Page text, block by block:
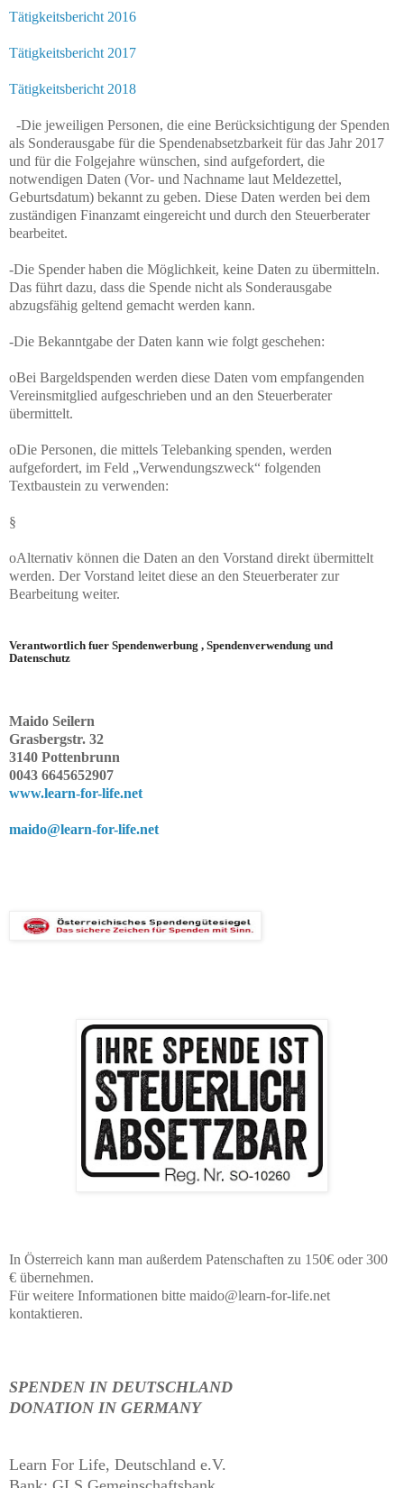
Tätigkeitsbericht 2016
Tätigkeitsbericht 2017
Tätigkeitsbericht 2018
-Die jeweiligen Personen, die eine Berücksichtigung der Spenden
als Sonderausgabe für die Spendenabsetzbarkeit für das Jahr 2017
und für die Folgejahre wünschen, sind aufgefordert, die
notwendigen Daten (Vor- und Nachname laut Meldezettel,
Geburtsdatum) bekannt zu geben. Diese Daten werden bei dem
zuständigen Finanzamt eingereicht und durch den Steuerberater
bearbeitet.
-Die Spender haben die Möglichkeit, keine Daten zu übermitteln.
Das führt dazu, dass die Spende nicht als Sonderausgabe
abzugsfähig geltend gemacht werden kann.
-Die Bekanntgabe der Daten kann wie folgt geschehen:
oBei Bargeldspenden werden diese Daten vom empfangenden
Vereinsmitglied aufgeschrieben und an den Steuerberater
übermittelt.
oDie Personen, die mittels Telebanking spenden, werden
aufgefordert, im Feld „Verwendungszweck“ folgenden
Textbaustein zu verwenden:
§
oAlternativ können die Daten an den Vorstand direkt übermittelt
werden. Der Vorstand leitet diese an den Steuerberater zur
Bearbeitung weiter.
Verantwortlich fuer Spendenwerbung , Spendenverwendung und
Datenschutz
Maido Seilern
Grasbergstr. 32
3140 Pottenbrunn
0043 6645652907
www.learn-for-life.net
maido@learn-for-life.net
In Österreich kann man außerdem Patenschaften zu 150€ oder 300
€ übernehmen.
Für weitere Informationen bitte maido@learn-for-life.net
kontaktieren.
SPENDEN IN DEUTSCHLAND
DONATION IN GERMANY
Learn For Life, Deutschland e.V.